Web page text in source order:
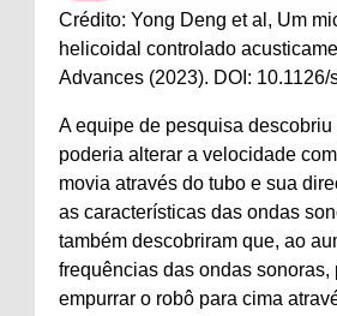
Crédito: Yong Deng et al, Um
helicoidal controlado
Advances (2023). DOI:
A equipe de pesquisa descobriu
poderia alterar a velocidade
movia através do tubo e sua
as características das ondas
também descobriram que, ao
frequências das ondas sonoras,
empurrar o robô para cima